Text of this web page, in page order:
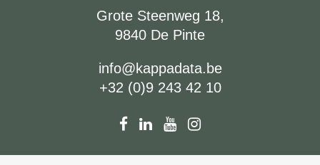
Grote Steenweg 18,
9840 De Pinte
info@kappadata.be
+32 (0)9 243 42 10